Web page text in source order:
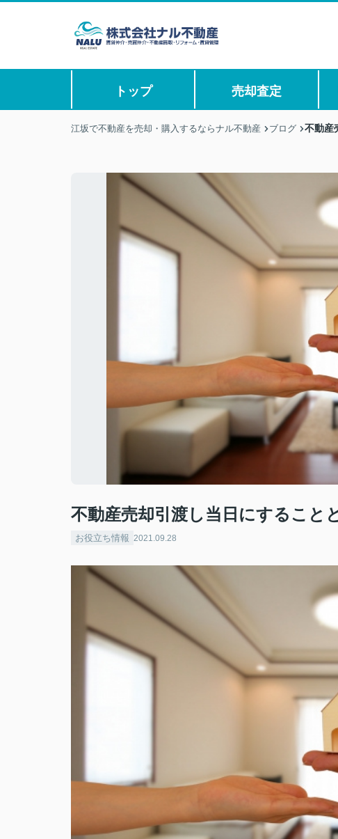
トップ 売却査定
江坂で不動産を売却・購入するならナル不動産 ブログ 不動産
不動産売却引渡し当日にすること
お役立ち情報 2021.09.28